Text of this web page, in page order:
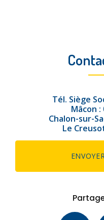
Tél. Siège
Mâcon :
Chalon-sur-
Le